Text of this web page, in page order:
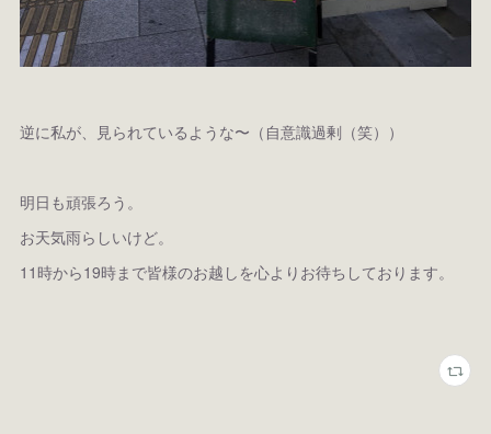
逆に私が、見られているような〜（自意識過剰（笑））
明日も頑張ろう。
お天気雨らしいけど。
11時から19時まで皆様のお越しを心よりお待ちしております。